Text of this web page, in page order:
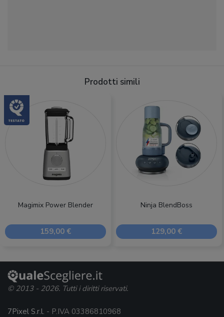
Prodotti simili
Magimix Power Blender
159,00 €
Ninja BlendBoss
129,00 €
© 2013 - 2026. Tutti i diritti riservati.
7Pixel S.r.l. - P.IVA 03386810968